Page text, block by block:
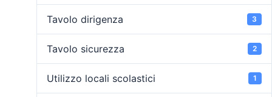
Tavolo dirigenza 3
Tavolo sicurezza 2
Utilizzo locali scolastici 1